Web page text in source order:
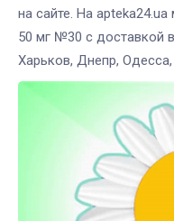
на сайте. На
50 мг №30 с доставкой
Харьков, Днепр, Одесса,